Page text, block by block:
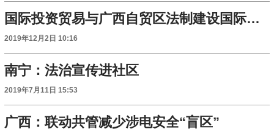
国际投资贸易与广西自贸区法制建设国际研讨会举办
2019年12月2日 10:16
南宁：法治宣传进社区
2019年7月11日 15:53
广西：联动共管减少涉电安全“盲区”